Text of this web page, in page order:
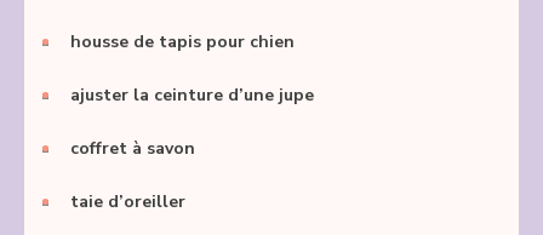
housse de tapis pour chien
ajuster la ceinture d’une jupe
coffret à savon
taie d’oreiller